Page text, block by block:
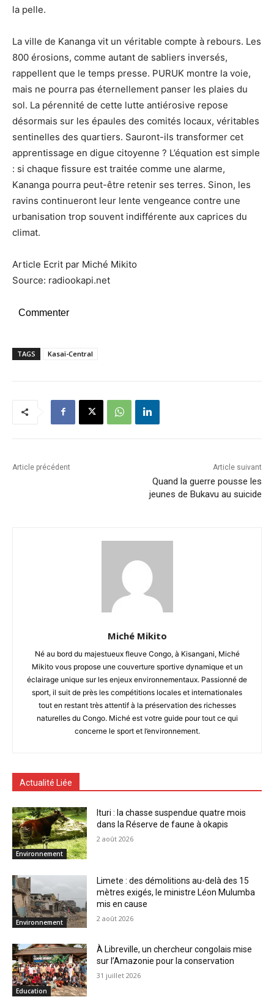
la pelle.
La ville de Kananga vit un véritable compte à rebours. Les
800 érosions, comme autant de sabliers inversés,
rappellent que le temps presse. PURUK montre la voie,
mais ne pourra pas éternellement panser les plaies du
sol. La pérennité de cette lutte antiérosive repose
désormais sur les épaules des comités locaux, véritables
sentinelles des quartiers. Sauront-ils transformer cet
apprentissage en digue citoyenne ? L’équation est simple
: si chaque fissure est traitée comme une alarme,
Kananga pourra peut-être retenir ses terres. Sinon, les
ravins continueront leur lente vengeance contre une
urbanisation trop souvent indifférente aux caprices du
climat.
Article Ecrit par Miché Mikito
Source: radiookapi.net
Commenter
TAGS Kasaï-Central
Article précédent Article suivant
Quand la guerre pousse les
jeunes de Bukavu au suicide
Miché Mikito
Né au bord du majestueux fleuve Congo, à Kisangani, Miché
Mikito vous propose une couverture sportive dynamique et un
éclairage unique sur les enjeux environnementaux. Passionné de
sport, il suit de près les compétitions locales et internationales
tout en restant très attentif à la préservation des richesses
naturelles du Congo. Miché est votre guide pour tout ce qui
concerne le sport et l’environnement.
Actualité Liée
Environnement
Ituri : la chasse suspendue quatre mois
dans la Réserve de faune à okapis
2 août 2026
Environnement
Limete : des démolitions au-delà des 15
mètres exigés, le ministre Léon Mulumba
mis en cause
2 août 2026
Education
À Libreville, un chercheur congolais mise
sur l’Amazonie pour la conservation
31 juillet 2026